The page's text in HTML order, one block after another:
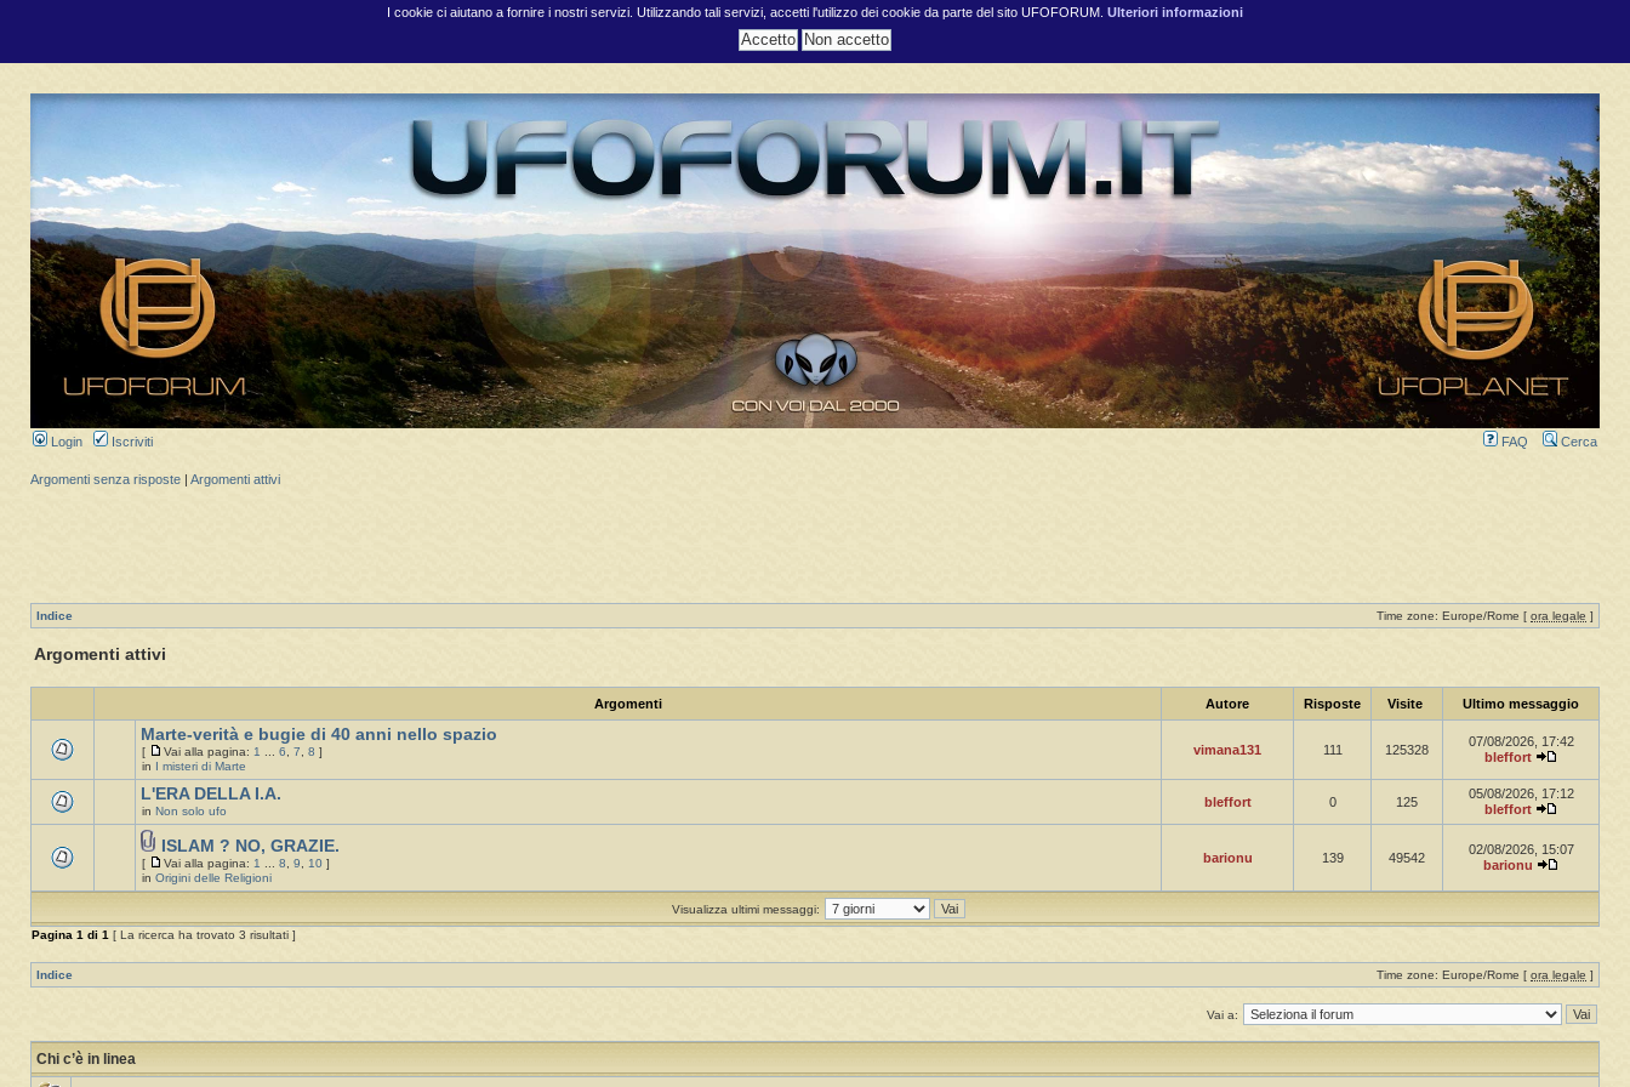
I cookie ci aiutano a fornire i nostri servizi. Utilizzando tali servizi, accetti l'utilizzo dei cookie da parte del sito UFOFORUM. Ulteriori informazioni
Login Iscriviti FAQ Cerca
Argomenti senza risposte Argomenti attivi
Indice Time zone: Europe/Rome [ ora legale ]
Argomenti attivi
Argomenti Autore Risposte Visite Ultimo messaggio
Marte-verità e bugie di 40 anni nello spazio
[ Vai alla pagina: 1 ... 6, 7, 8 ]
in
I misteri di Marte
vimana131 111 125328
07/08/2026, 17:42
bleffort
L'ERA DELLA I.A.
in Non solo ufo
bleffort 0 125
05/08/2026, 17:12
bleffort
ISLAM ? NO, GRAZIE.
[ Vai alla pagina: 1 ... 8, 9, 10 ]
in Origini delle Religioni
barionu 139 49542
02/08/2026, 15:07
barionu
Visualizza ultimi messaggi:
Pagina 1 di 1 [ La ricerca ha trovato 3 risultati ]
Indice Time zone: Europe/Rome [ ora legale ]
Vai a:
Chi c’è in linea